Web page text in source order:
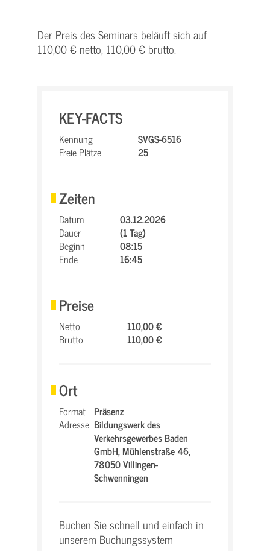
Der Preis des Seminars beläuft sich auf
110,00 € netto, 110,00 € brutto.
KEY-FACTS
Kennung
SVGS-6516
Freie Plätze
25
Zeiten
Datum
03.12.2026
Dauer
(1 Tag)
Beginn
08:15
Ende
16:45
Preise
Netto
110,00 €
Brutto
110,00 €
Ort
Format Präsenz
Adresse Bildungswerk des
Verkehrsgewerbes Baden
GmbH,Mühlenstraße 46,
78050 Villingen-
Schwenningen
Buchen Sie schnell und einfach in
unserem Buchungssystem